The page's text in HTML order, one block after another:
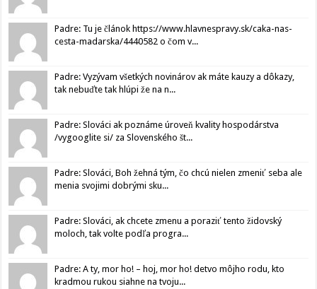
Padre: Tu je článok https://www.hlavnespravy.sk/caka-nas-
cesta-madarska/4440582 o čom v...
Padre: Vyzývam všetkých novinárov ak máte kauzy a dôkazy,
tak nebuďte tak hlúpi že na n...
Padre: Slováci ak poznáme úroveň kvality hospodárstva
/vygooglite si/ za Slovenského št...
Padre: Slováci, Boh žehná tým, čo chcú nielen zmeniť seba ale
menia svojimi dobrými sku...
Padre: Slováci, ak chcete zmenu a poraziť tento židovský
moloch, tak volte podľa progra...
Padre: A ty, mor ho! – hoj, mor ho! detvo môjho rodu, kto
kradmou rukou siahne na tvoju...